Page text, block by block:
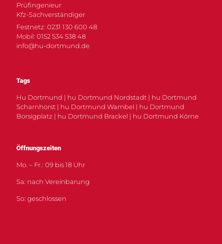
Prüfingenieur
Kfz-Sachverständiger
Festnetz: 0231 130 600 48
Mobil: 0152 534 538 48
info@hu-dortmund.de
Tags
Hu Dortmund | hu Dortmund Nordstadt | hu Dortmund
Scharnhorst | hu Dortmund Wambel | hu Dortmund
Borsigplatz | hu Dortmund Brackel | hu Dortmund Körne
Öffnungszeiten
Mo. – Fr.: 09 bis 18 Uhr
Sa: nach Vereinbarung
So: geschlossen